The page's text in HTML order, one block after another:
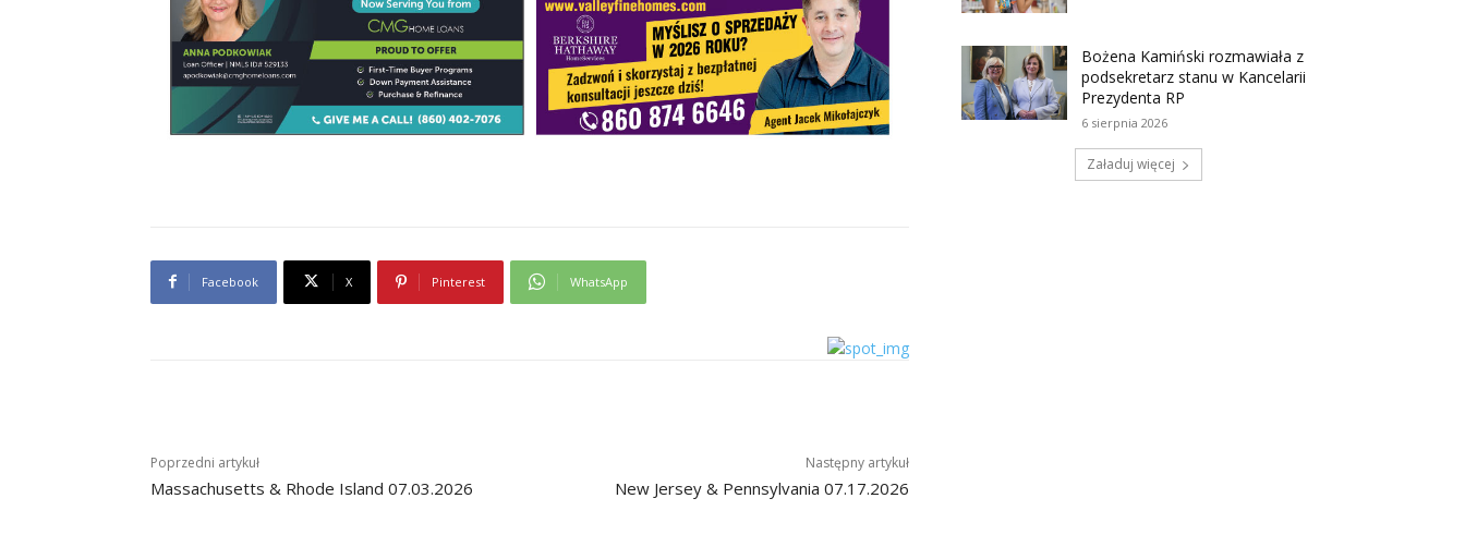
Facebook X Pinterest WhatsApp
Poprzedni artykuł
Massachusetts & Rhode Island 07.03.2026
Następny artykuł
New Jersey & Pennsylvania 07.17.2026
Bożena Kamiński rozmawiała z
podsekretarz stanu w Kancelarii
Prezydenta RP
6 sierpnia 2026
Załaduj więcej